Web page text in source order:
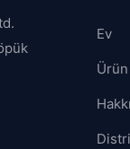
Ev
Ürün